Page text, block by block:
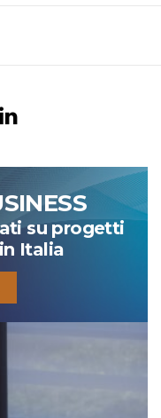
su progetti
Italia